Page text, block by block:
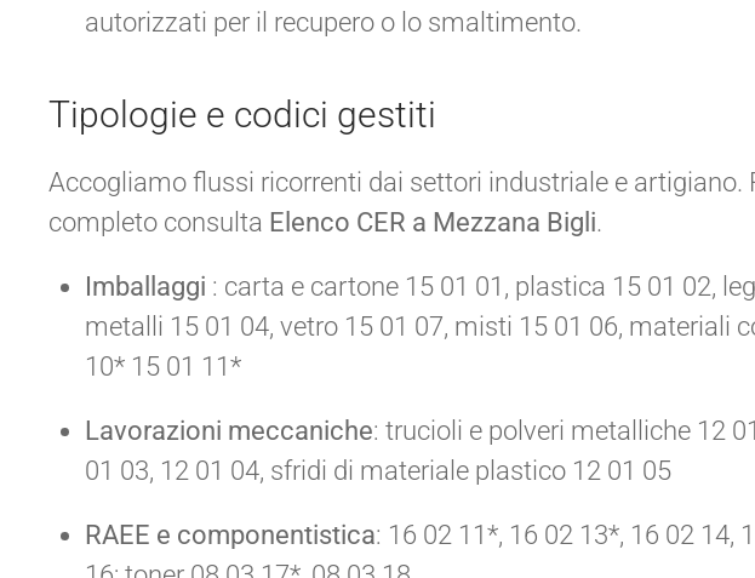
autorizzati per il recupero o lo smaltimento.
Tipologie e codici gestiti
Accogliamo flussi ricorrenti dai settori industriale e artigiano.
completo consulta Elenco CER a Mezzana Bigli.
Imballaggi : carta e cartone 15 01 01, plastica 15 01 02,
metalli 15 01 04, vetro 15 01 07, misti 15 01 06, materiali
10* 15 01 11*
Lavorazioni meccaniche: trucioli e polveri metalliche 12
01 03, 12 01 04, sfridi di materiale plastico 12 01 05
RAEE e componentistica: 16 02 11*, 16 02 13*, 16 02 14,